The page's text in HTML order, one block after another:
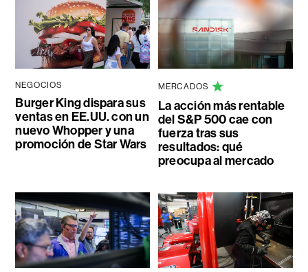
NEGOCIOS
Burger King dispara sus
ventas en EE.UU. con un
nuevo Whopper y una
promoción de Star Wars
MERCADOS
La acción más rentable
del S&P 500 cae con
fuerza tras sus
resultados: qué
preocupa al mercado